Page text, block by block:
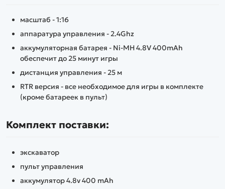
масштаб - 1:16
аппаратура управления - 2.4Ghz
аккумуляторная батарея - Ni-MH 4.8V 400mAh
обеспечит до 25 минут игры
дистанция управления - 25 м
RTR версия - все необходимое для игры в комплекте
(кроме батареек в пульт)
Комплект поставки:
экскаватор
пульт управления
аккумулятор 4.8v 400 mAh